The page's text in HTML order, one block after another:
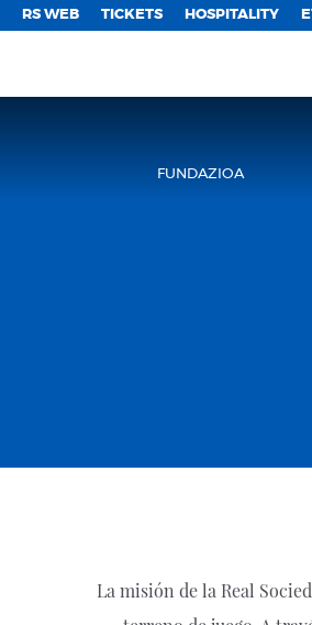
RS WEB TICKETS HOSPITALITY
FUNDAZIOA
La misión de la Real